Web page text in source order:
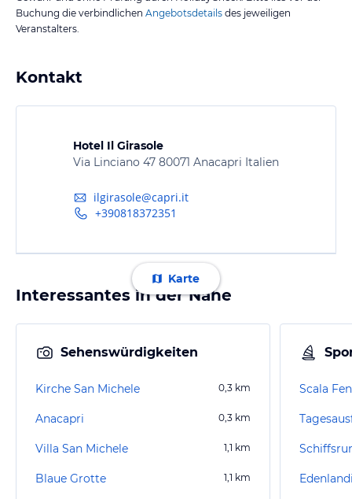
Buchung die verbindlichen Angebotsdetails des jeweiligen
Veranstalters.
Kontakt
Hotel Il Girasole
Via Linciano 47 80071 Anacapri Italien
ilgirasole@capri.it
+390818372351
Karte
Interessantes in der Nähe
Sehenswürdigkeiten
Kirche San Michele 0,3 km
Anacapri 0,3 km
Villa San Michele 1,1 km
Blaue Grotte 1,1 km
Scala